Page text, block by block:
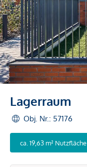
Lagerraum
Obj. Nr.: 57176
ca. 19,63 m² Nutzfläche